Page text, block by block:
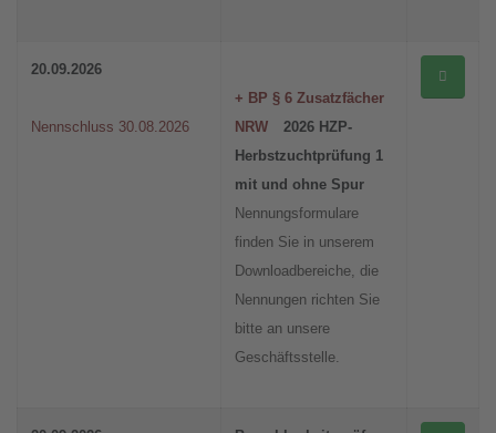
20.09.2026
Nennschluss 30.08.2026
+ BP § 6 Zusatzfächer
NRW
2026 HZP-
Herbstzuchtprüfung 1
mit und ohne Spur
Nennungsformulare
finden Sie in unserem
Downloadbereiche, die
Nennungen richten Sie
bitte an unsere
Geschäftsstelle.